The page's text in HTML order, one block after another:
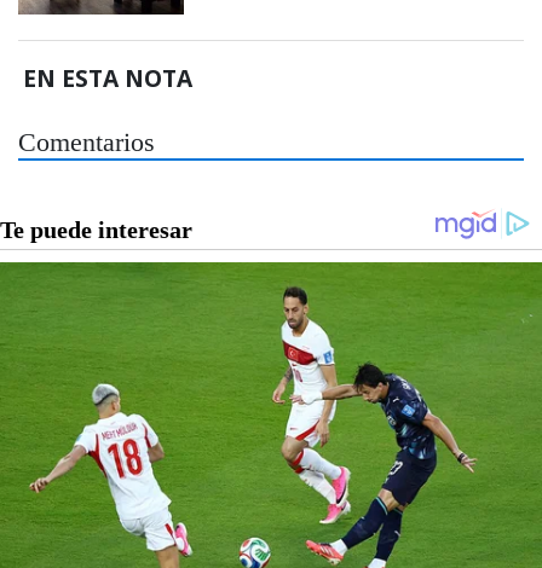
EN ESTA NOTA
Comentarios